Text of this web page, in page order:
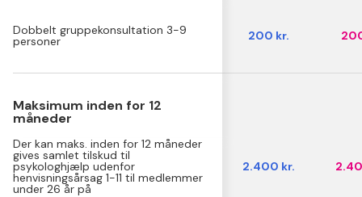
Dobbelt gruppekonsultation 3-9
personer 200 kr.
Maksimum inden for 12
måneder
Der kan maks. inden for 12 måneder
gives samlet tilskud til
psykologhjælp udenfor
henvisningsårsag 1-11 til medlemmer
under 26 år på
2.400 kr.